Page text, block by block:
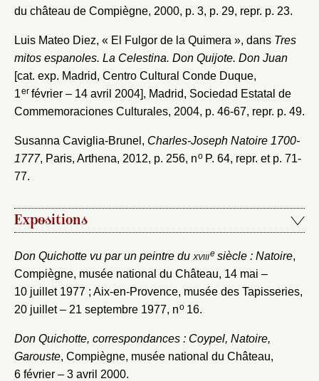
du château de Compiègne, 2000, p. 3, p. 29, repr. p. 23.
Luis Mateo Diez, « El Fulgor de la Quimera », dans Tres
mitos espanoles. La Celestina. Don Quijote. Don Juan
[cat. exp. Madrid, Centro Cultural Conde Duque,
1erfévrier – 14 avril 2004], Madrid, Sociedad Estatal de
Commemoraciones Culturales, 2004, p. 46-67, repr. p. 49.
Susanna Caviglia-Brunel, Charles-Joseph Natoire 1700-
1777, Paris, Arthena, 2012, p. 256, noP. 64, repr. et p. 71-
77.
Expositions
Don Quichotte vu par un peintre du xviiiesiècle : Natoire,
Compiègne, musée national du Château, 14 mai –
10 juillet 1977 ; Aix-en-Provence, musée des Tapisseries,
20 juillet – 21 septembre 1977, no16.
Don Quichotte, correspondances : Coypel, Natoire,
Garouste, Compiègne, musée national du Château,
6 février – 3 avril 2000.